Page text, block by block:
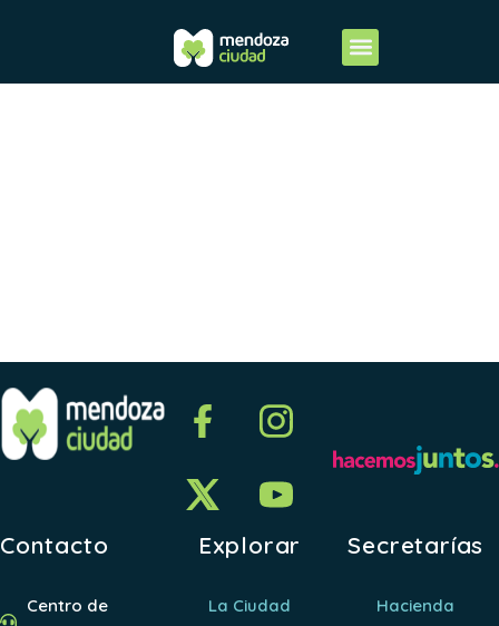
Contacto
Centro de
Explorar
La Ciudad
Secretarías
Hacienda